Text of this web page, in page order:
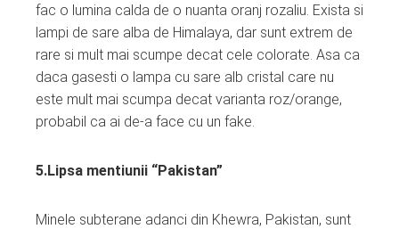
fac o lumina calda de o nuanta oranj rozaliu. Exista si
lampi de sare alba de Himalaya, dar sunt extrem de
rare si mult mai scumpe decat cele colorate. Asa ca
daca gasesti o lampa cu sare alb cristal care nu
este mult mai scumpa decat varianta roz/orange,
probabil ca ai de-a face cu un fake.
5.Lipsa mentiunii “Pakistan”
Minele subterane adanci din Khewra, Pakistan, sunt